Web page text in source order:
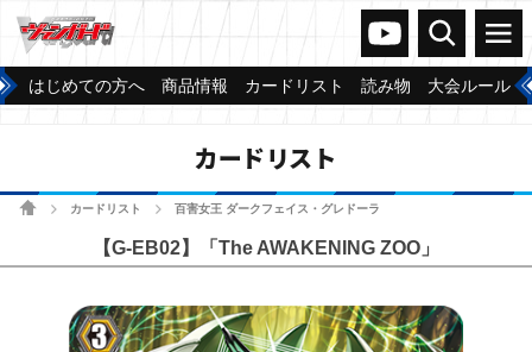
ヴァンガードch
検索 メニュー
はじめての方へ 商品情報 カードリスト 読み物 大会ルール
カードリスト
ホームカードリスト 百害女王 ダークフェイス・グレドーラ
【G-EB02】「The AWAKENING ZOO」